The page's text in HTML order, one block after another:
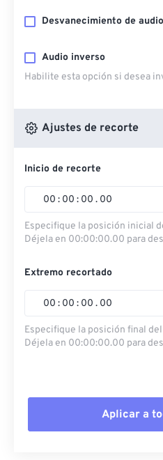
Desvanecimiento de audio
Audio inverso
Habilite esta opción si desea
Ajustes de recorte
Inicio de recorte
00 : 00 : 00 . 00
Especifique la posición inicial
Déjela en 00:00:00.00 para
Extremo recortado
00 : 00 : 00 . 00
Especifique la posición final del
Déjela en 00:00:00.00 para
Aplicar a